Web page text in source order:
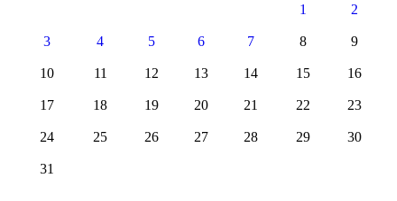
1
2
3 4 5 6 7 8 9
10 11 12 13 14 15 16
17 18 19 20 21 22 23
24 25 26 27 28 29 30
31